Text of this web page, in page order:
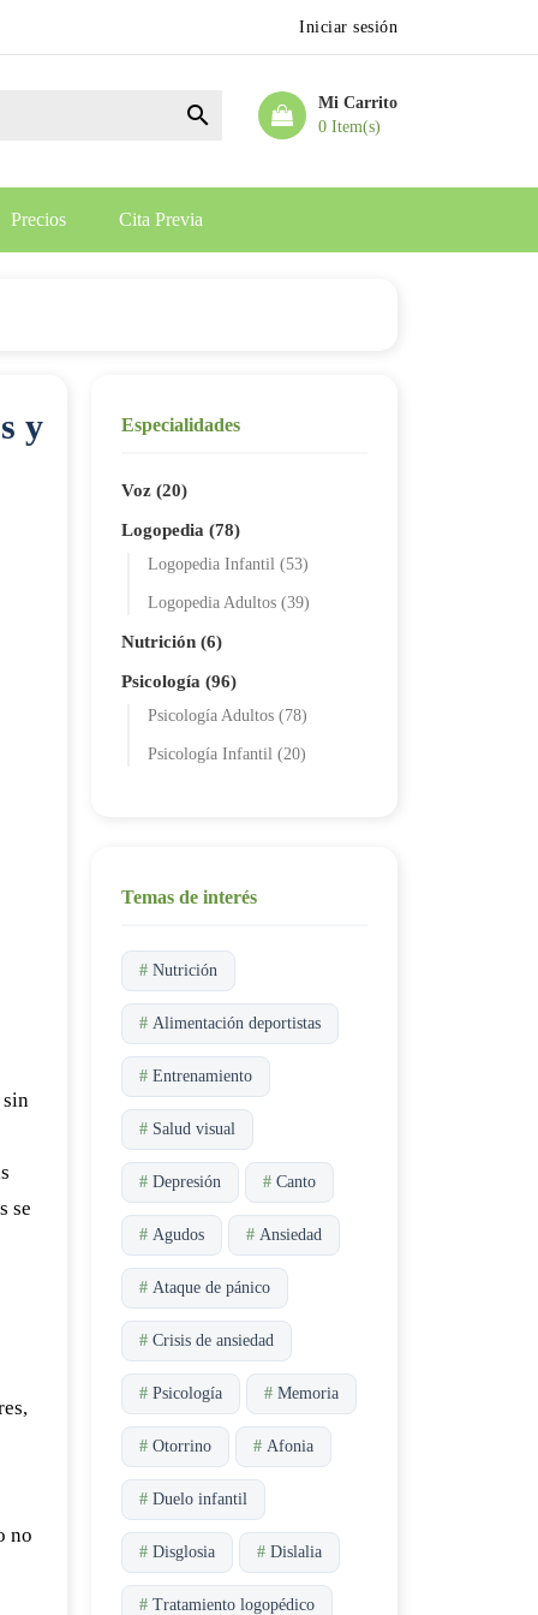
Iniciar sesión
Mi Carrito
0 Item(s)

Precios Cita Previa
y
sin
se
no
Especialidades
Voz (20)
Logopedia (78)
Logopedia Infantil (53)
Logopedia Adultos (39)
Nutrición (6)
Psicología (96)
Psicología Adultos (78)
Psicología Infantil (20)
Temas de interés
# Nutrición
# Alimentación deportistas
# Entrenamiento
# Salud visual
# Depresión # Canto
# Agudos # Ansiedad
# Ataque de pánico
# Crisis de ansiedad
# Psicología # Memoria
# Otorrino # Afonia
# Duelo infantil
# Disglosia # Dislalia
# Tratamiento logopédico